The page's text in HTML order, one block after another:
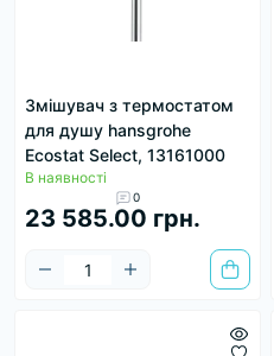
Змішувач з термостатом
для душу hansgrohe
Ecostat Select, 13161000
В наявності
0
23 585.00 грн.